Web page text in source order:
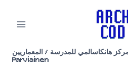
هانكاسالمي للمدرسة / المعماريين
Parviainen